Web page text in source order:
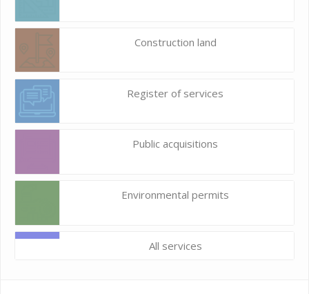
Construction land
Register of services
Public acquisitions
Environmental permits
All services